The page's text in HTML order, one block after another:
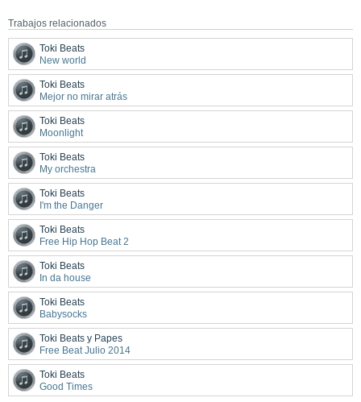
Trabajos relacionados
Toki Beats
New world
Toki Beats
Mejor no mirar atrás
Toki Beats
Moonlight
Toki Beats
My orchestra
Toki Beats
I'm the Danger
Toki Beats
Free Hip Hop Beat 2
Toki Beats
In da house
Toki Beats
Babysocks
Toki Beats y Papes
Free Beat Julio 2014
Toki Beats
Good Times